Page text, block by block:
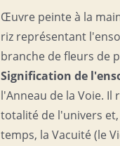
Œuvre peinte à la
riz représentant
branche de fleurs de
Signification de
l'Anneau de la Voie. Il
totalité de l'univers
temps, la Vacuité (le